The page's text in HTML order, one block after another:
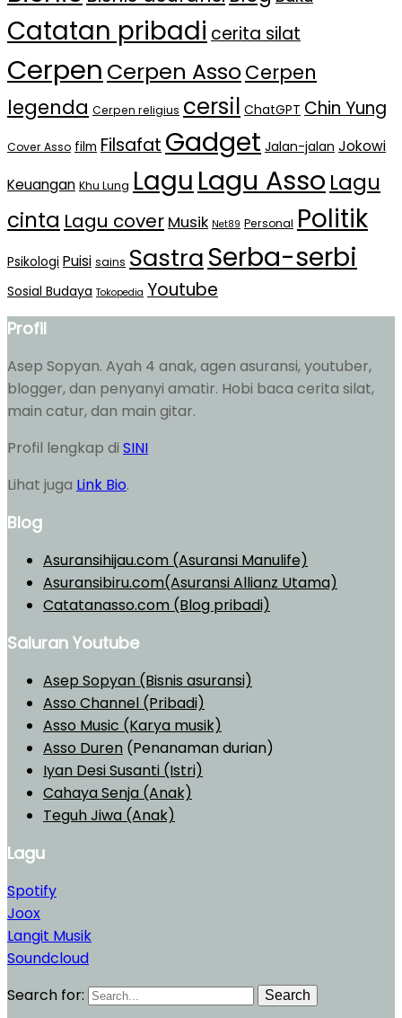
Catatan pribadi cerita silat
Cerpen Cerpen AssoCerpen
legenda Cerpen religius cersil ChatGPT Chin Yung
Cover Asso film Filsafat Gadget Jalan-jalan Jokowi
Keuangan Khu Lung Lagu Lagu Asso Lagu
cinta Lagu cover Musik Net89 Personal Politik
Psikologi Puisi sains SastraSerba-serbi
Sosial Budaya Tokopedia Youtube
Profil
Asep Sopyan. Ayah 4 anak, agen asuransi, youtuber,
blogger, dan penyanyi amatir. Hobi baca cerita silat,
main catur, dan main gitar.
Profil lengkap di SINI
Lihat juga Link Bio.
Blog
Asuransihijau.com (Asuransi Manulife)
Asuransibiru.com(Asuransi Allianz Utama)
Catatanasso.com (Blog pribadi)
Saluran Youtube
Asep Sopyan (Bisnis asuransi)
Asso Channel (Pribadi)
Asso Music (Karya musik)
Asso Duren (Penanaman durian)
Iyan Desi Susanti (Istri)
Cahaya Senja (Anak)
Teguh Jiwa (Anak)
Lagu
Spotify
Joox
Langit Musik
Soundcloud
Search for:
Search